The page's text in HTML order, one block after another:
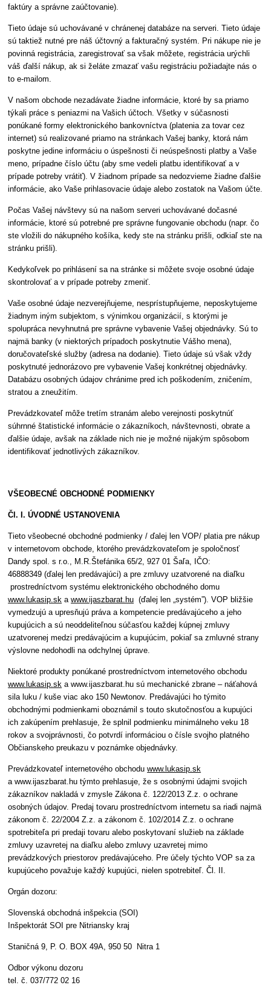
faktúry a správne zaúčtovanie).
Tieto údaje sú uchovávané v chránenej databáze na serveri. Tieto údaje
sú taktiež nutné pre náš účtovný a fakturačný systém. Pri nákupe nie je
povinná registrácia, zaregistrovať sa však môžete, registrácia urýchli
váš ďalší nákup, ak si želáte zmazať vašu registráciu požiadajte nás o
to e-mailom.
V našom obchode nezadávate žiadne informácie, ktoré by sa priamo
týkali práce s peniazmi na Vašich účtoch. Všetky v súčasnosti
ponúkané formy elektronického bankovníctva (platenia za tovar cez
internet) sú realizované priamo na stránkach Vašej banky, ktorá nám
poskytne jedine informáciu o úspešnosti či neúspešnosti platby a Vaše
meno, prípadne číslo účtu (aby sme vedeli platbu identifikovať a v
prípade potreby vrátiť). V žiadnom prípade sa nedozvieme žiadne ďalšie
informácie, ako Vaše prihlasovacie údaje alebo zostatok na Vašom účte.
Počas Vašej návštevy sú na našom serveri uchovávané dočasné
informácie, ktoré sú potrebné pre správne fungovanie obchodu (napr. čo
ste vložili do nákupného košíka, kedy ste na stránku prišli, odkiaľ ste na
stránku prišli).
Kedykoľvek po prihlásení sa na stránke si môžete svoje osobné údaje
skontrolovať a v prípade potreby zmeniť.
Vaše osobné údaje nezverejňujeme, nesprístupňujeme, neposkytujeme
žiadnym iným subjektom, s výnimkou organizácií, s ktorými je
spolupráca nevyhnutná pre správne vybavenie Vašej objednávky. Sú to
najmä banky (v niektorých prípadoch poskytnutie Vášho mena),
doručovateľské služby (adresa na dodanie). Tieto údaje sú však vždy
poskytnuté jednorázovo pre vybavenie Vašej konkrétnej objednávky.
Databázu osobných údajov chránime pred ich poškodením, zničením,
stratou a zneužitím.
Prevádzkovateľ môže tretím stranám alebo verejnosti poskytnúť
súhrnné štatistické informácie o zákazníkoch, návštevnosti, obrate a
ďalšie údaje, avšak na základe nich nie je možné nijakým spôsobom
identifikovať jednotlivých zákazníkov.
VŠEOBECNÉ OBCHODNÉ PODMIENKY
Čl. I. ÚVODNÉ USTANOVENIA
Tieto všeobecné obchodné podmienky / ďalej len VOP/ platia pre nákup
v internetovom obchode, ktorého prevádzkovateľom je spoločnosť
Dandy spol. s r.o., M.R.Štefánika 65/2, 927 01 Šaľa, IČO:
46888349 (ďalej len predávajúci) a pre zmluvy uzatvorené na diaľku
prostredníctvom systému elektronického obchodného domu
www.lukasip.sk awww.ijaszbarat.hu (ďalej len „systém”). VOP bližšie
vymedzujú a upresňujú práva a kompetencie predávajúceho a jeho
kupujúcich a sú neoddeliteľnou súčasťou každej kúpnej zmluvy
uzatvorenej medzi predávajúcim a kupujúcim, pokiaľ sa zmluvné strany
výslovne nedohodli na odchylnej úprave.
Niektoré produkty ponúkané prostredníctvom internetového obchodu
www.lukasip.sk a www.ijaszbarat.hu sú mechanické zbrane – náťahová
sila luku / kuše viac ako 150 Newtonov. Predávajúci ho týmito
obchodnými podmienkami oboznámil s touto skutočnosťou a kupujúci
ich zakúpením prehlasuje, že splnil podmienku minimálneho veku 18
rokov a svojprávnosti, čo potvrdí informáciou o čísle svojho platného
Občianskeho preukazu v poznámke objednávky.
Prevádzkovateľ internetového obchoduwww.lukasip.sk
a www.ijaszbarat.hu týmto prehlasuje, že s osobnými údajmi svojich
zákazníkov nakladá v zmysle Zákona č. 122/2013 Z.z. o ochrane
osobných údajov. Predaj tovaru prostredníctvom internetu sa riadi najmä
zákonom č. 22/2004 Z.z. a zákonom č. 102/2014 Z.z. o ochrane
spotrebiteľa pri predaji tovaru alebo poskytovaní služieb na základe
zmluvy uzavretej na diaľku alebo zmluvy uzavretej mimo
prevádzkových priestorov predávajúceho. Pre účely týchto VOP sa za
kupujúceho považuje každý kupujúci, nielen spotrebiteľ. Čl. II.
Orgán dozoru:
Slovenská obchodná inšpekcia (SOI)
Inšpektorát SOI pre Nitriansky kraj
Staničná 9, P. O. BOX 49A, 950 50 Nitra 1
Odbor výkonu dozoru
tel. č. 037/772 02 16